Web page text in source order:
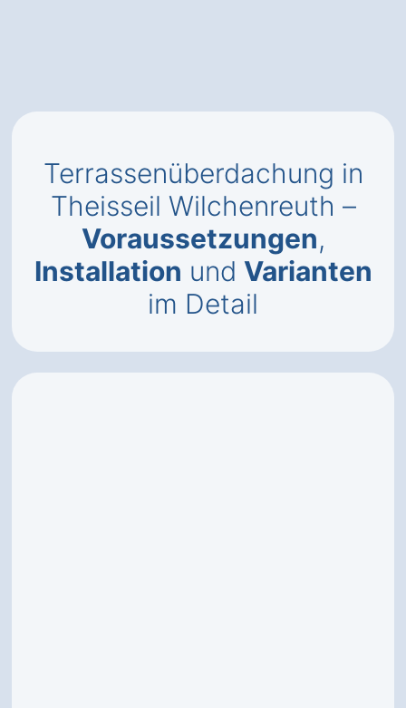
Terrassenüberdachung in
Theisseil Wilchenreuth –
Voraussetzungen,
Installation und Varianten
im Detail